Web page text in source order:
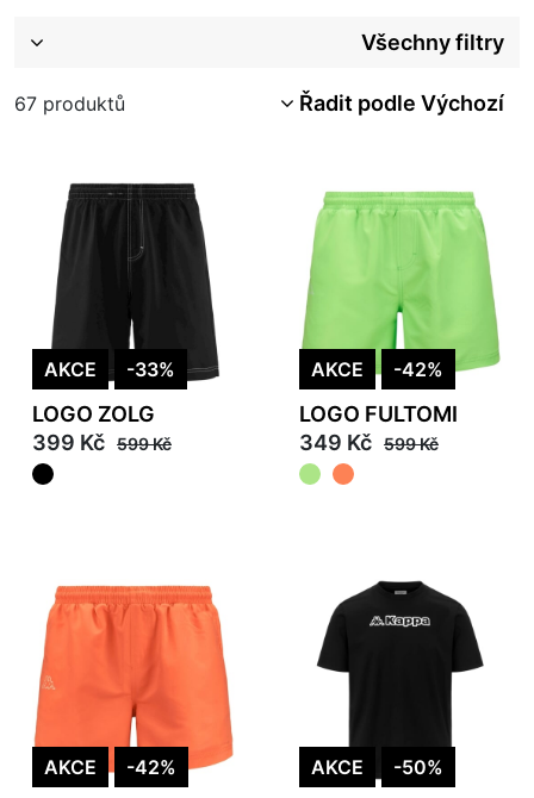
Všechny filtry
67 produktů Řadit podle Výchozí
AKCE -33%
LOGO ZOLG
399 Kč 599 Kč
AKCE -42%
LOGO FULTOMI
349 Kč 599 Kč
AKCE -42% AKCE -50%